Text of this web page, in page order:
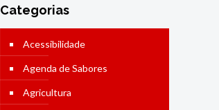
Categorias
Acessibilidade
Agenda de Sabores
Agricultura